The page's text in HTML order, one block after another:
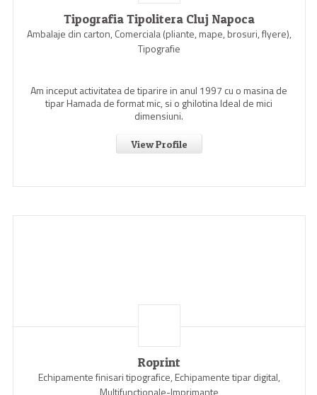
Tipografia Tipolitera Cluj Napoca
Ambalaje din carton, Comerciala (pliante, mape, brosuri, flyere),
Tipografie
Am inceput activitatea de tiparire in anul 1997 cu o masina de
tipar Hamada de format mic, si o ghilotina Ideal de mici
dimensiuni.
View Profile
Roprint
Echipamente finisari tipografice, Echipamente tipar digital,
Multifunctionale-Imprimante